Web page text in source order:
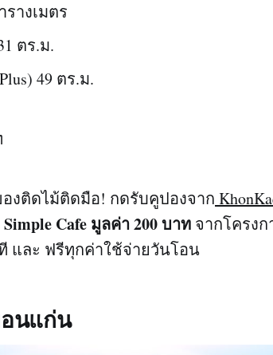
รางเมตร
ตร.ม.
49 ตร.ม.
องติดไม้ติดมือ! กดรับคูปองจาก
Cafe มูลค่า 200 บาท จากโครง
และ ฟรีทุกค่าใช้จ่ายวันโอน
อนแก่น